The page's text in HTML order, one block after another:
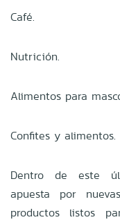
Café.
Nutrición.
Alimentos para
Confites y alimentos.
Dentro de este
apuesta por
productos listos